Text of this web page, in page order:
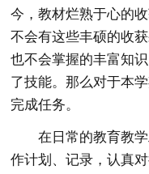
今，教材烂熟于心的
不会有这些丰硕的收
也不会掌握的丰富知
了技能。那么对于本
完成任务。
在日常的教育教
作计划、记录，认真